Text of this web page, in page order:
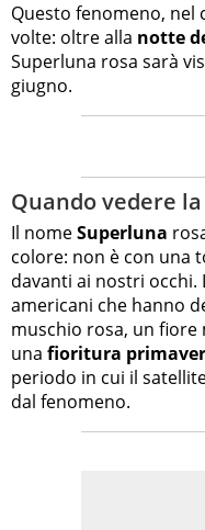
Questo fenomeno, nel
volte: oltre alla notte
Superluna rosa sarà
giugno.
Quando vedere
Il nomeSuperluna
colore: non è con una
davanti ai nostri occhi.
americani che hanno
muschio rosa, un fiore
una fioritura
periodo in cui il
dal fenomeno.